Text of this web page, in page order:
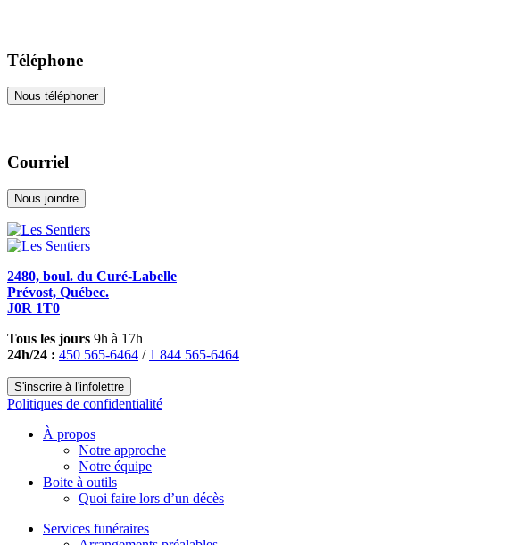
Téléphone
Nous téléphoner
Courriel
Nous joindre
2480, boul. du Curé-Labelle
Prévost, Québec.
J0R 1T0
Tous les jours 9h à 17h
24h/24 : 450 565-6464 / 1 844 565-6464
S'inscrire à l'infolettre
Politiques de confidentialité
À propos
Notre approche
Notre équipe
Boite à outils
Quoi faire lors d’un décès
Services funéraires